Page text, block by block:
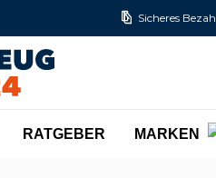
Sicheres
RATGEBER MARKEN